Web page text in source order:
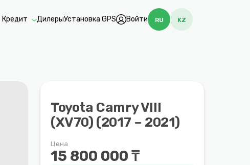
Кредит ДилерыУстановка GPS Войти RU KZ
Toyota Camry VIII
(XV70) (2017 – 2021)
Цена
15 800 000 ₸